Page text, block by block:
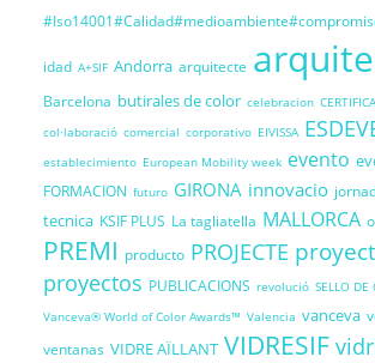
idad A+SIF Andorra arquitecte
Barcelona butirales de color celebracion
col·laboració comercial corporativo EIVISSA
establecimiento European Mobility week evento
FORMACION futuro GIRONA innovacio
tecnica KSIF PLUS La tagliatella MALLORCA
PREMI producto PROJECTE
proyectos PUBLICACIONS revolució SELLO DE
Vanceva® World of Color Awards™ Valencia vanceva
ventanas VIDRE AÏLLANT VIDRESIF